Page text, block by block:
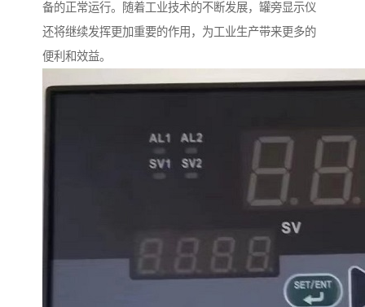
备的正常运行。随着工业技术的不断发展，罐旁显示仪
还将继续发挥更加重要的作用，为工业生产带来更多的
便利和效益。